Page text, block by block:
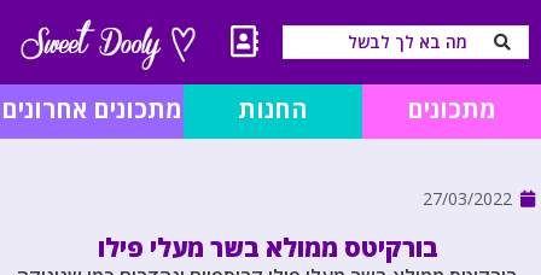
מתכונים החנות מתכונים אחרונים
27/03/2022
בורקיטס ממולא בשר מעלי פילו